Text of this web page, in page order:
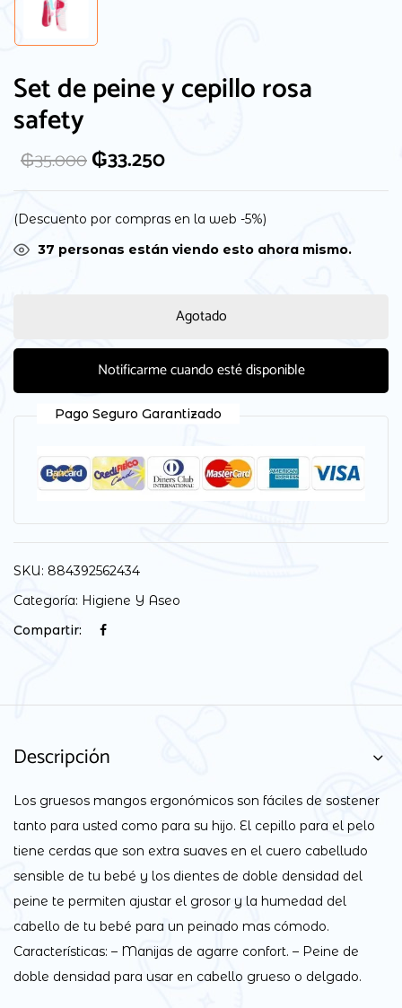
Set de peine y cepillo rosa
safety
₲35.000₲33.250
(Descuento por compras en la web -5%)
33 personas están viendo esto ahora mismo.
Agotado
Notificarme cuando esté disponible
Pago Seguro Garantizado
SKU: 884392562434
Categoría: Higiene Y Aseo
Compartir:
Descripción
Los gruesos mangos ergonómicos son fáciles de sostener
tanto para usted como para su hijo. El cepillo para el pelo
tiene cerdas que son extra suaves en el cuero cabelludo
sensible de tu bebé y los dientes de doble densidad del
peine te permiten ajustar el grosor y la humedad del
cabello de tu bebé para un peinado mas cómodo.
Características: – Manijas de agarre confort. – Peine de
doble densidad para usar en cabello grueso o delgado.